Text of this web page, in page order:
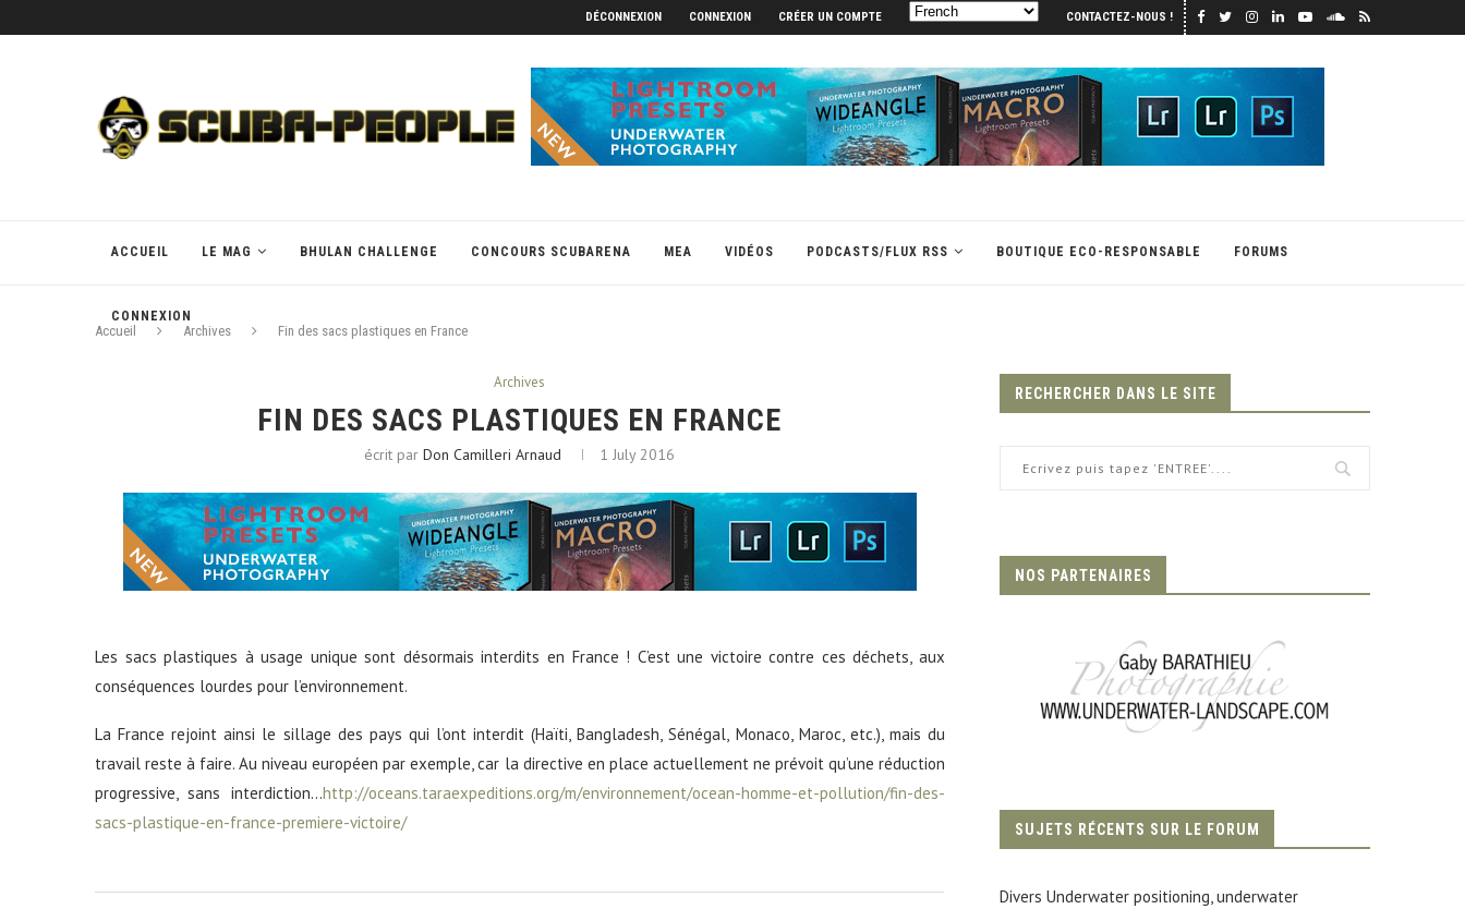
DÉCONNEXION CONNEXION CRÉER UN COMPTE CONTACTEZ-NOUS !
ACCUEIL LE MAG BHULAN CHALLENGE CONCOURS SCUBARENA MEA VIDÉOS PODCASTS/FLUX RSS BOUTIQUE ECO-RESPONSABLE FORUMS
CONNEXION
Accueil Archives Fin des sacs plastiques en France
Archives
FIN DES SACS PLASTIQUES EN FRANCE
écrit parDon Camilleri Arnaud 1 July 2016
Les sacs plastiques à usage unique sont désormais interdits en France ! C’est une victoire contre ces déchets, aux
conséquences lourdes pour l’environnement.
La France rejoint ainsi le sillage des pays qui l’ont interdit (Haïti, Bangladesh, Sénégal, Monaco, Maroc, etc.), mais du
travail reste à faire. Au niveau européen par exemple, car la directive en place actuellement ne prévoit qu’une réduction
progressive, sans interdiction…http://oceans.taraexpeditions.org/m/environnement/ocean-homme-et-pollution/fin-des-
sacs-plastique-en-france-premiere-victoire/
RECHERCHER DANS LE SITE
NOS PARTENAIRES
SUJETS RÉCENTS SUR LE FORUM
Divers Underwater positioning, underwater